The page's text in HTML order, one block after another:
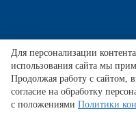
Для персонализации
использования сайта мы
Продолжая работу с сайтом,
согласие на обработку
с положениями Политики